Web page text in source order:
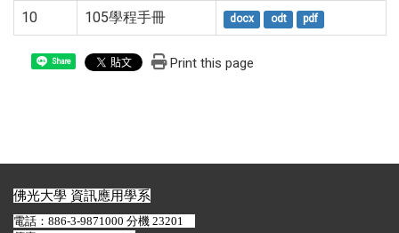
10 105學程手冊 docx odt pdf
Share Print this page
佛光大學 資訊應用學系
電話：886-3-9871000 分機 23201